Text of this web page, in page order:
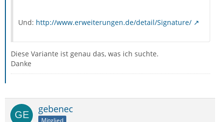
Und: http://www.erweiterungen.de/detail/Signature/
Diese Variante ist genau das, was ich suchte.
Danke
gebenec
Mitglied